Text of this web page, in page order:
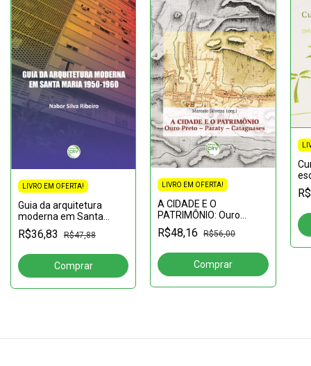
LIVRO EM OFERTA!
Guia da arquitetura
moderna em Santa
Maria 1950-1960
R$36,83 R$47,88
LIVRO EM OFERTA!
A CIDADE E O
PATRIMÔNIO: Ouro
Preto, Paraty,
Cataguases
R$48,16 R$56,00